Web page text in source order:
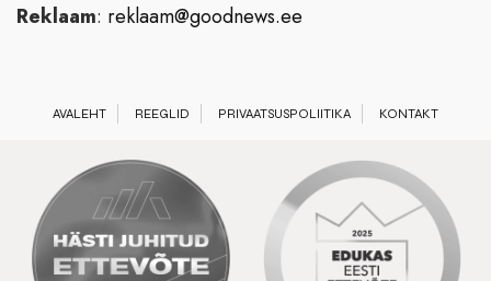
Reklaam: reklaam@goodnews.ee
AVALEHT REEGLID PRIVAATSUSPOLIITIKA KONTAKT